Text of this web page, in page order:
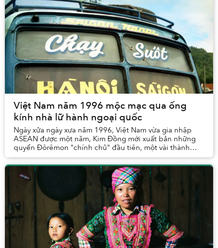
Việt Nam năm 1996 mộc mạc qua ống
kính nhà lữ hành ngoại quốc
Ngày xửa ngày xưa năm 1996, Việt Nam vừa gia nhập
ASEAN được một năm, Kim Đồng mới xuất bản những
quyển Đôrêmon "chính chủ" đầu tiên, một vài thành
viên của Saigoneer còn đang bập bẹ tập nói...